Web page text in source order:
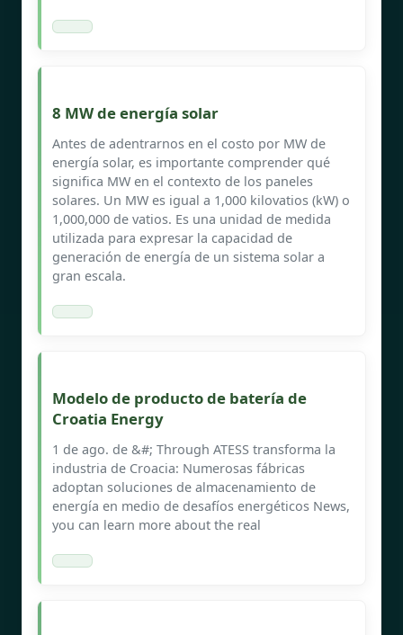
8 MW de energía solar
Antes de adentrarnos en el costo por MW de
energía solar, es importante comprender qué
significa MW en el contexto de los paneles
solares. Un MW es igual a 1,000 kilovatios (kW) o
1,000,000 de vatios. Es una unidad de medida
utilizada para expresar la capacidad de
generación de energía de un sistema solar a
gran escala.
Modelo de producto de batería de
Croatia Energy
1 de ago. de &#; Through ATESS transforma la
industria de Croacia: Numerosas fábricas
adoptan soluciones de almacenamiento de
energía en medio de desafíos energéticos News,
you can learn more about the real